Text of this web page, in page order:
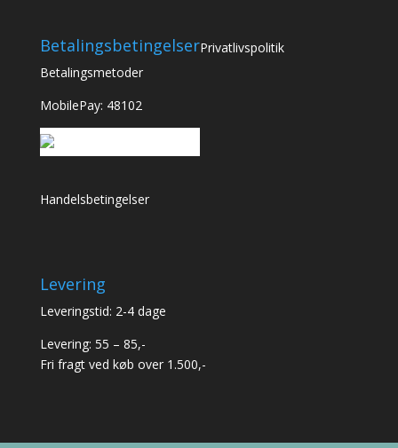
Betalingsbetingelser
Betalingsmetoder
MobilePay: 48102
Handelsbetingelser
Privatlivspolitik
Levering
Leveringstid: 2-4 dage
Levering: 55 – 85,-
Fri fragt ved køb over 1.500,-